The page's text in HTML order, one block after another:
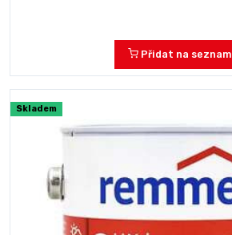
Přidat na seznam
Skladem